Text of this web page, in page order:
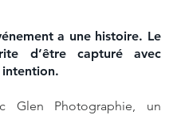
a une histoire. Le
d’être capturé avec
Glen Photographie, un